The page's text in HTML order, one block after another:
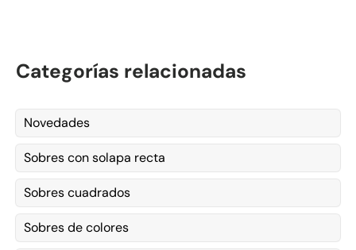
Categorías relacionadas
Novedades
Sobres con solapa recta
Sobres cuadrados
Sobres de colores